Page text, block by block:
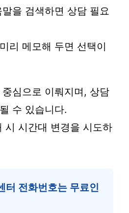
을 검색하면 상담 필요
리 메모해 두면 선택이
심으로 이뤄지며, 상담
수 있습니다.
시 시간대 변경을 시도하
터 전화번호는 무료인